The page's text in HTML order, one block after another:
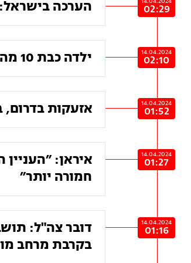
02:29 הערכה
14.04.2024
02:10 ילדה כבת 10 מהפזורה הבדואית נפצעה באורח קשה מרסיסי יירוט
14.04.2024
01:52 אזעקות בדרום,
14.04.2024
01:27
איראן:
חמורה יותר״
14.04.2024
01:16
דובר צה"ל:
בקרבת מרחב